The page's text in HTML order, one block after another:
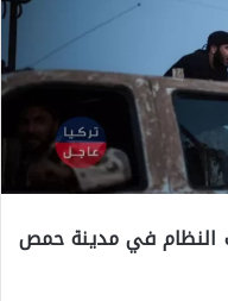
النظام في مدينة حمص